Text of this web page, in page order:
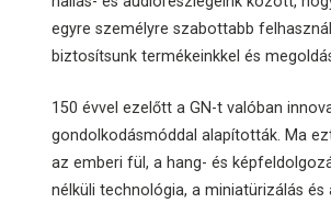
egyre személyre szabottabb
biztosítsunk termékeinkkel és
150 évvel ezelőtt a GN-t valóban
gondolkodásmóddal alapították. Ma
az emberi fül, a hang- és
nélküli technológia, a miniatürizálás és